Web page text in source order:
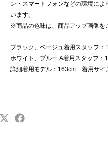
ン・スマートフォンなどの環境に
います。
※商品の色味は、商品アップ画像を
ブラック、ベージュ着用スタッフ
ホワイト、ブルー A着用スタッフ
詳細着用モデル：163cm 着用サイ